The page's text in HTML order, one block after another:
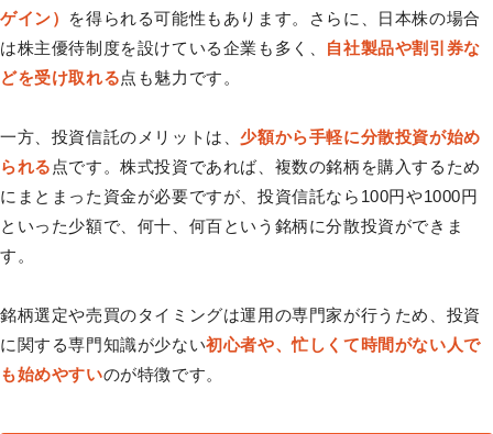
ゲイン） を得られる可能性もあります。さらに、日本株の場合
は株主優待制度を設けている企業も多く、 自社製品や割引券な
どを受け取れる点も魅力です。
一方、投資信託のメリットは、少額から手軽に分散投資が始め
られる 点です。株式投資であれば、複数の銘柄を購入するため
にまとまった資金が必要ですが、投資信託なら100円や1000円
といった少額で、何十、何百という銘柄に分散投資ができま
す。
銘柄選定や売買のタイミングは運用の専門家が行うため、投資
に関する専門知識が少ない初心者や、忙しくて時間がない人で
も始めやすいのが特徴です。